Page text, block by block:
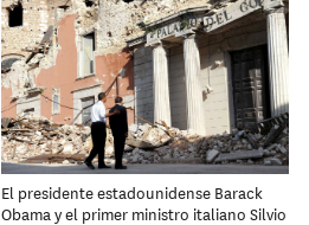
El presidente estadounidense Barack
Obama y el primer ministro italiano Silvio